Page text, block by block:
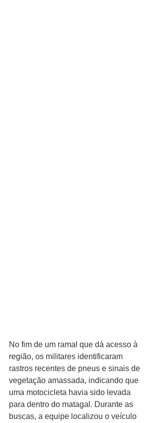
No fim de um ramal que dá acesso à
região, os militares identificaram
rastros recentes de pneus e sinais de
vegetação amassada, indicando que
uma motocicleta havia sido levada
para dentro do matagal. Durante as
buscas, a equipe localizou o veículo